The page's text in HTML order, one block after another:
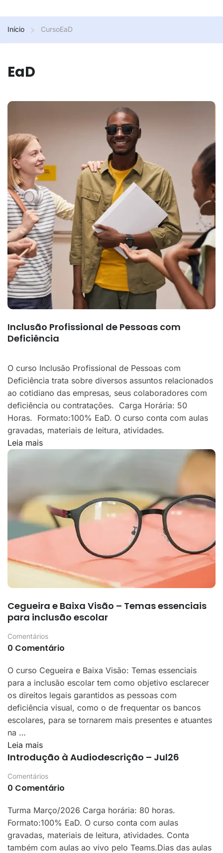
Início CursoEaD
EaD
Inclusão Profissional de Pessoas com
Deficiência
O curso Inclusão Profissional de Pessoas com
Deficiência trata sobre diversos assuntos relacionados
ao cotidiano das empresas, seus colaboradores com
deficiência ou contratações. Carga Horária: 50
Horas. Formato:100% EaD. O curso conta com aulas
gravadas, materiais de leitura, atividades.
Leia mais
Cegueira e Baixa Visão – Temas essenciais
para inclusão escolar
Comentários
0 Comentário
O curso Cegueira e Baixa Visão: Temas essenciais
para a inclusão escolar tem como objetivo esclarecer
os direitos legais garantidos as pessoas com
deficiência visual, como o de frequentar os bancos
escolares, para se tornarem mais presentes e atuantes
na …
Leia mais
Introdução à Audiodescrição – Jul26
Comentários
0 Comentário
Turma Março/2026 Carga horária: 80 horas.
Formato:100% EaD. O curso conta com aulas
gravadas, materiais de leitura, atividades. Conta
também com aulas ao vivo pelo Teams.Dias das aulas